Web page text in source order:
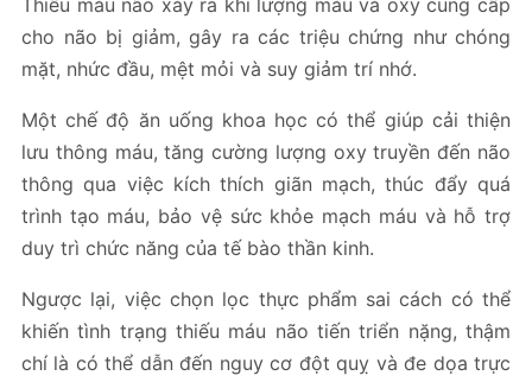
Thiếu máu não xảy ra khi lượng máu và oxy cung cấp
cho não bị giảm, gây ra các triệu chứng như chóng
mặt, nhức đầu, mệt mỏi và suy giảm trí nhớ.
Một chế độ ăn uống khoa học có thể giúp cải thiện
lưu thông máu, tăng cường lượng oxy truyền đến não
thông qua việc kích thích giãn mạch, thúc đẩy quá
trình tạo máu, bảo vệ sức khỏe mạch máu và hỗ trợ
duy trì chức năng của tế bào thần kinh.
Ngược lại, việc chọn lọc thực phẩm sai cách có thể
khiến tình trạng thiếu máu não tiến triển nặng, thậm
chí là có thể dẫn đến nguy cơ đột quỵ và đe dọa trực